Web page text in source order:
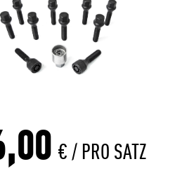
€ / PRO SATZ